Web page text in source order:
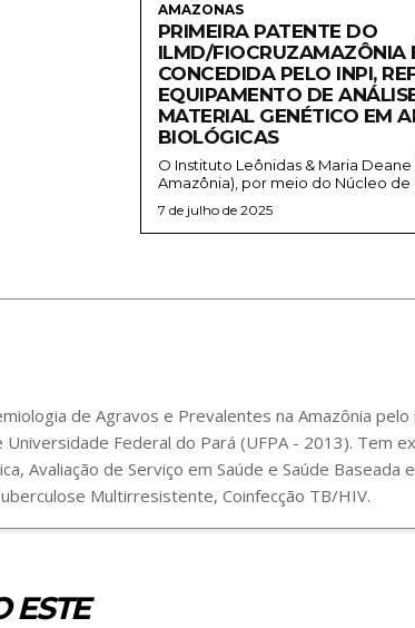
AMAZONAS
PRIMEIRA PATENTE DO
ILMD/FIOCRUZAMAZÔNIA
CONCEDIDA PELO INPI,
EQUIPAMENTO DE
MATERIAL GENÉTICO EM
BIOLÓGICAS
O Instituto Leônidas & Maria Deane
Amazônia), por meio do Núcleo de
7 de julho de 2025
de Agravos e Prevalentes na Amazônia
Federal do Pará (UFPA - 2013). Tem
Avaliação de Serviço em Saúde e Saúde Baseada
Multirresistente, Coinfecção TB/HIV.
ESTE